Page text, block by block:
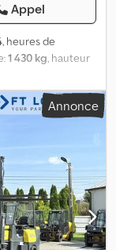
Appel
, heures de
1 430 kg, hauteur
de tête,
16VT bien
de levage : 4
: 1 430 kg
Pour toute
appeler. Sous
Annonce